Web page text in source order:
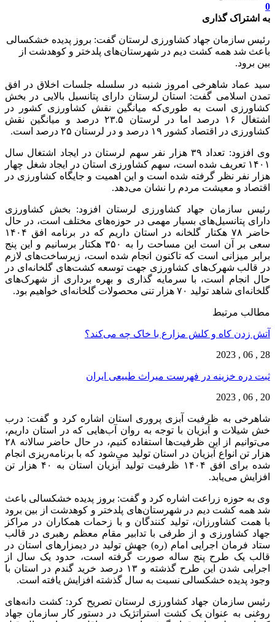
0
به اشتراک گذاری
رئیس سازمان جهاد کشاورزی لرستان گفت: بروز پدیده خشکسالی
باعث شد همه کشت دیم در شهرستان‌های پلدختر و کوهدشت از
بین برود.
سید عماد شاهرخی امروز شنبه در سلسله جلسات اخلاق در افق
تمدن اسلامی گفت: استان لرستان دارای پتانسیل بالایی در بخش
کشاورزی است به طوری‌که میانگین نقش کشاورزی کشور در
اشتغال ۱۶ درصد اما در لرستان ۲۳.۵ درصد و میانگین نقش
کشاورزی در اقتصاد کشور ۱۹ درصد و در لرستان ۲۵ درصد است.
وی افزود: تعداد ۳۹ هزار نفر سهم لرستان در ایجاد اشتغال سال
۱۴۰۱ تعریف شده است، سهم کشاورزی استان در ایجاد شغل چهار
هزار نفر نظر گرفته شده است و این اهمیت و جایگاه کشاورزی در
اقتصاد و معیشت مردم را نشان می‌دهد.
رئیس سازمان جهاد کشاورزی لرستان افزود: بخش کشاورزی
دارای پتانسیل‌های بسیار مهمی در حوزه‌های مختلف است، در حال
حاضر ۷۸ هکتار گلخانه در استان داریم که در برنامه افق ۱۴۰۴
سعی بر آن است این مساحت را به ۳۵۰ هکتار برسانیم و این پنج
برابر میزانی است که تاکنون انجام شده است، زیرساخت‌های لازم
در قالب شهرک‌های کشاورزی جهت توسعه کشت‌های گلخانه‌ای در
حال انجام است، با سرمایه گذاری و بهره برداری از شهرک‌های
گلخانه‌ای شاهد تولید ۷۰ هزار تنی محصولات گلخانه‌ای خواهیم بود.
مطالب مرتبط
آتش زدن کاه و کلش مزارع با خاک چه می‌کند؟
28 , 06 , 2023
ثبت دره خزینه در فهرست میراث طبیعی ایران
20 , 06 , 2023
شاهرخی به ظرفیت آبزی پروری استان اشاره کرد و گفت: درب
خش شیلات و آبزیان با توجه به روان آب‌هایی که در استان داریم،
می‌توانیم از این ظرفیت‌ها استفاده کنیم، در حال حاضر سالانه ۲۸
هزار تن انواع آبزیان در استان تولید می‌شود که با برنامه‌ریزی انجام
شده برای افق ۱۴۰۴ ظرفیت تولید آبزیان استان به ۴۰ هزار تن
افزایش می‌یابد.
وی به حوزه زراعت اشاره کرد و گفت: بروز پدیده خشکسالی باعث
شد همه کشت دیم در شهرستان‌های پلدختر و کوهدشت از بین برود
با همت کشاورزان، تولید کنندگان و با زحمات همکاران در مراکز
جهاد کشاورزی و از طرفی با تدابیر مقام معظم رهبری در قالب
ستاد فرمان اجرایی امام (ره) جهش تولید در دیمزارهای استان در
قالب یک طرح پنج ساله صورت گرفته است، حدود یک سال از
اجرایی شدن این طرح گذشته و ۱۳ درصد خرید گندم در استان با
وجود پدیده خشکسالی نسبت به سال گذشته افزایش یافته است.
رئیس سازمان جهاد کشاورزی لرستان تصریح کرد: کشت دانه‌های
روغنی به عنوان یک کشت استراتژیک در دستور کار سازمان جهاد